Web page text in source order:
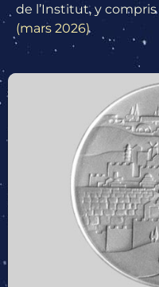
de l’Institut, y compris
(mars 2026)